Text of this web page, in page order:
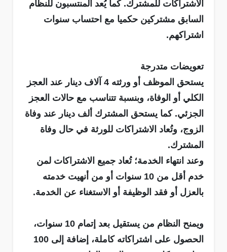
الاشتراكات للمشترك. كما يُعد المنتسبون للنظام
السابق مشتركين حكميا مع احتساب سنوات
اشتراكهم.
تعويضات متدرجة
يستحق الموظف أو ورثته 4 آلاف دينار عند العجز
الكلي أو الوفاة، وبنسبة تتناسب مع حالات العجز
الجزئي. كما يستحق المشترك ألف دينار عند وفاة
الزوج، وتُعاد الاشتراكات للورثة في حال وفاة
المشترك.
وعند انتهاء الخدمة؛ تُعاد جميع الاشتراكات لمن
خدم أقل من 10 سنوات أو من أنهيت خدمته
بالعزل أو فقد الوظيفة أو الاستغناء عن الخدمة.
ويمنح النظام من يستقيل بعد إتمام 10 سنوات،
الحصول على اشتراكاته كاملة، إضافة إلى 100